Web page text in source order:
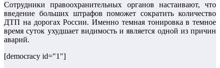
Сотрудники правоохранительных органов настаивают, что
введение больших штрафов поможет сократить количество
ДТП на дорогах России. Именно темная тонировка в темное
время суток ухудшает видимость и является одной из причин
аварий.
[democracy id="1"]